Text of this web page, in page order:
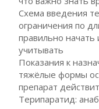
Схема введения
ограничения по
правильно начать
учитывать
Показания к
тяжёлые формы
препарат
Терипаратид: